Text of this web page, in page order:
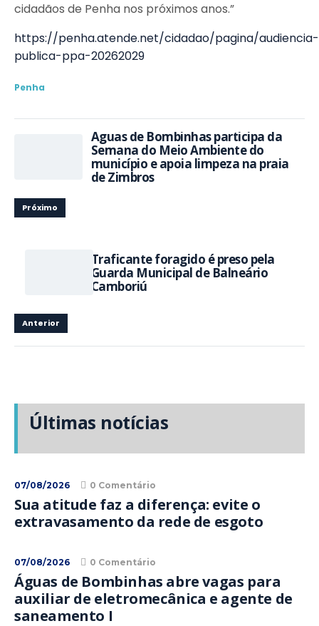
cidadãos de Penha nos próximos anos.”
https://penha.atende.net/cidadao/pagina/audiencia-
publica-ppa-20262029
Penha
Águas de Bombinhas participa da
Semana do Meio Ambiente do
município e apoia limpeza na praia
de Zimbros
Próximo
Traficante foragido é preso pela
Guarda Municipal de Balneário
Camboriú
Anterior
Últimas notícias
07/08/2026 0 Comentário
Sua atitude faz a diferença: evite o
extravasamento da rede de esgoto
07/08/2026 0 Comentário
Águas de Bombinhas abre vagas para
auxiliar de eletromecânica e agente de
saneamento I